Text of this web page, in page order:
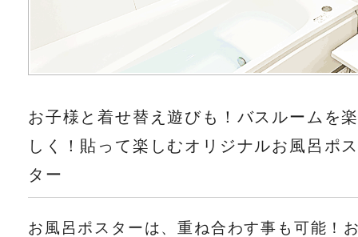
お子様と着せ替え遊びも！バスルームを
しく！貼って楽しむオリジナルお風呂ポ
ター
お風呂ポスターは、重ね合わす事も可能！